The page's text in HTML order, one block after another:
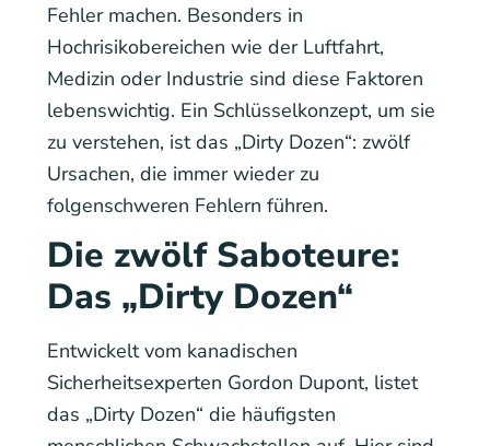
Fehler machen. Besonders in
Hochrisikobereichen wie der Luftfahrt,
Medizin oder Industrie sind diese Faktoren
lebenswichtig. Ein Schlüsselkonzept, um sie
zu verstehen, ist das „Dirty Dozen“: zwölf
Ursachen, die immer wieder zu
folgenschweren Fehlern führen.
Die zwölf Saboteure:
Das „Dirty Dozen“
Entwickelt vom kanadischen
Sicherheitsexperten Gordon Dupont, listet
das „Dirty Dozen“ die häufigsten